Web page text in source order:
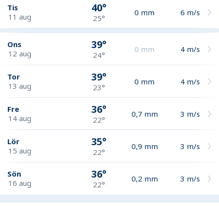
Tis
11 aug
40°
25°
0 mm 6 m/s
Ons
12 aug
39°
24°
0 mm 4 m/s
Tor
13 aug
39°
23°
0 mm 4 m/s
Fre
14 aug
36°
22°
0,7 mm 3 m/s
Lör
15 aug
35°
22°
0,9 mm 3 m/s
Sön
16 aug
36°
22°
0,2 mm 3 m/s